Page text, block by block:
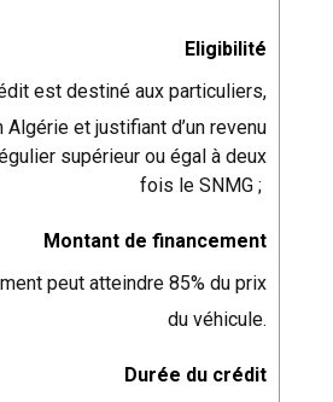
Eligibilité
est destiné aux particuliers,
et justifiant d’un revenu
supérieur ou égal à deux
fois le SNMG ;
Montant de financement
peut atteindre 85% du prix
du véhicule.
Durée du crédit